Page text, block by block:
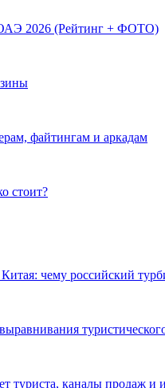
ОАЭ 2026 (Рейтинг + ФОТО)
файтингам и аркадам
стоит?
чему российский
туриста, каналы продаж и